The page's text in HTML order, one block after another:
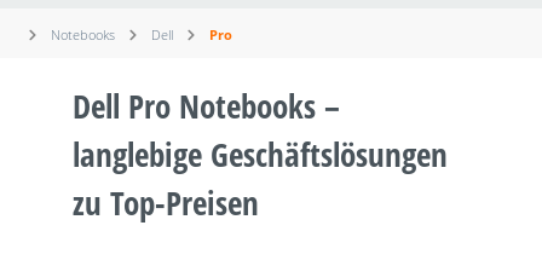
Notebooks Dell Pro
Dell Pro Notebooks –
langlebige Geschäftslösungen
zu Top-Preisen